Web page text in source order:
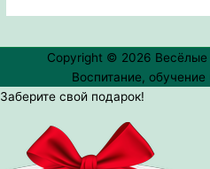
Copyright © 2026 Весёлые
Воспитание, обучение
Заберите свой подарок!